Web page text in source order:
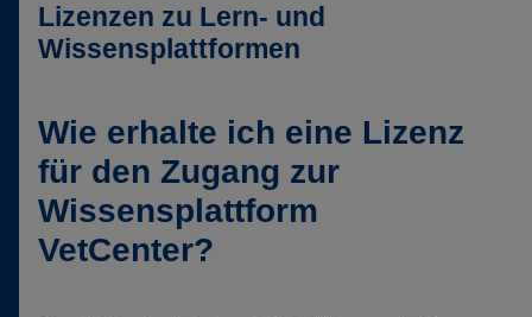
Lizenzen zu Lern- und
Wissensplattformen
Wie erhalte ich eine Lizenz
für den Zugang zur
Wissensplattform
VetCenter?